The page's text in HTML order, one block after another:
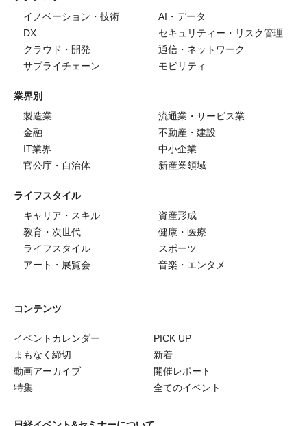
イノベーション・技術
AI・データ
DX
セキュリティー・リスク管理
クラウド・開発
通信・ネットワーク
サプライチェーン
モビリティ
業界別
製造業
流通業・サービス業
金融
不動産・建設
IT業界
中小企業
官公庁・自治体
新産業領域
ライフスタイル
キャリア・スキル
資産形成
教育・次世代
健康・医療
ライフスタイル
スポーツ
アート・展覧会
音楽・エンタメ
コンテンツ
イベントカレンダー
PICK UP
まもなく締切
新着
動画アーカイブ
開催レポート
特集
全てのイベント